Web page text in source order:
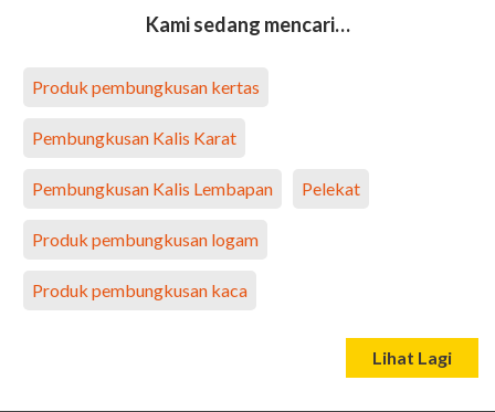
Kami sedang mencari…
Produk pembungkusan kertas
Pembungkusan Kalis Karat
Pembungkusan Kalis Lembapan Pelekat
Produk pembungkusan logam
Produk pembungkusan kaca
Lihat Lagi